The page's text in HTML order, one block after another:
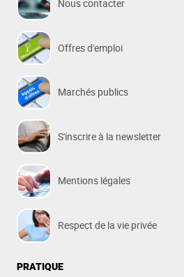
Nous contacter
Offres d'emploi
Marchés publics
S'inscrire à la newsletter
Mentions légales
Respect de la vie privée
PRATIQUE